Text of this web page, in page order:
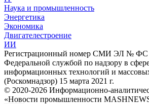
Наука и промышленность
Энергетика
Экономика
Двигателестроение
ИИ
Регистрационный номер СМИ ЭЛ № ФС
Федеральной службой по надзору в
информационных технологий и
(Роскомнадзор) 15 марта 2021 г.
© 2020-2026 Информационно-
«Новости промышленности